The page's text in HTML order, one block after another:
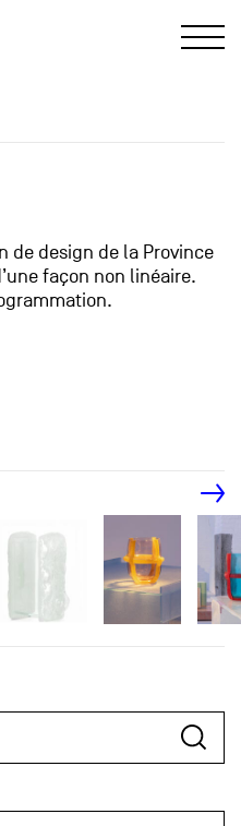
de design de la Province
façon non linéaire.